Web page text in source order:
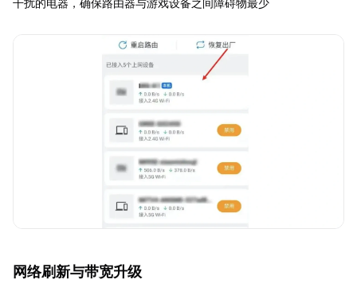
干扰的电器，确保路由器与游戏设备之间障碍物最少
网络刷新与带宽升级